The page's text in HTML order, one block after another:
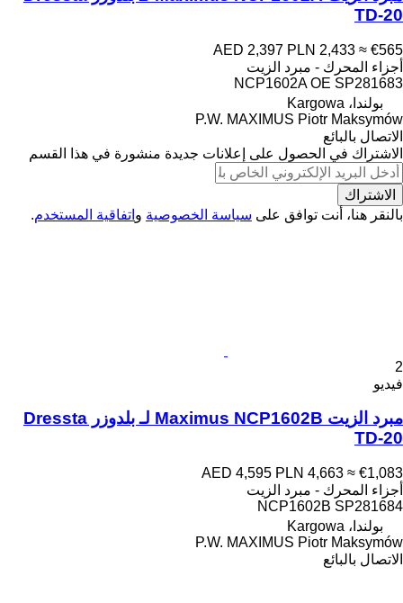
TD-20
AED 2,397 PLN 2,433 ≈ €565
أجزاء المحرك - مبرد الزيت
NCP1602A OE SP281683
بولندا، Kargowa
P.W. MAXIMUS Piotr Maksymów
الاتصال بالبائع
الاشتراك في الحصول على إعلانات جديدة منشورة في هذا القسم
الاشتراك
بالنقر هنا، أنت توافق على سياسة الخصوصية و اتفاقية المستخدم.
2
فيديو
مبرد الزيت Maximus NCP1602B لـ بلدوزر Dressta
TD-20
AED 4,595 PLN 4,663 ≈ €1,083
أجزاء المحرك - مبرد الزيت
NCP1602B SP281684
بولندا، Kargowa
P.W. MAXIMUS Piotr Maksymów
الاتصال بالبائع